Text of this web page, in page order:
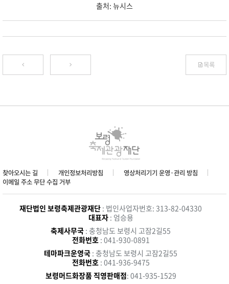
출처: 뉴시스
목록
찾아오시는 길 개인정보처리방침
영상처리기기 운영·관리 방침
이메일 주소 무단 수집 거부
재단법인 보령축제관광재단 : 법인사업자번호: 313-82-04330
대표자: 엄승용
축제사무국 : 충청남도 보령시 고잠2길55
전화번호 : 041-930-0891
테마파크운영국 : 충청남도 보령시 고잠2길55
전화번호 : 041-936-9475
보령머드화장품 직영판매점: 041-935-1529